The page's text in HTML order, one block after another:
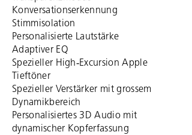
Konver­sations­erkennung
Stimm­isolation
Persona­lisierte Laut­stärke
Adaptiver EQ
Spezieller High‑Excursion Apple
Tieftöner
Spezieller Ver­stärker mit grossem
Dynamik­bereich
Persona­lisiertes 3D Audio mit
dynamischer Kopferfassung